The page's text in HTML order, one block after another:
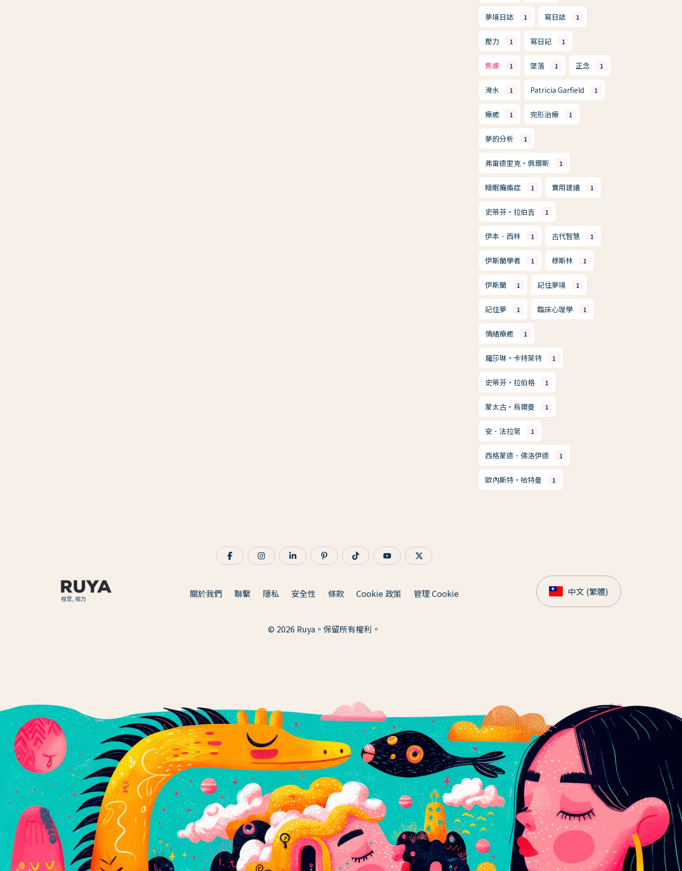
夢境日誌 1 寫日誌 1
壓力 1 寫日記 1
焦慮 1 墜落 1 正念 1
淹水 1 Patricia Garfield 1
療癒 1 完形治療 1
夢的分析 1
弗雷德里克・佩爾斯 1
睡眠癱瘓症 1 實用建議 1
史蒂芬・拉伯吉 1
伊本．西林 1 古代智慧 1
伊斯蘭學者 1 穆斯林 1
伊斯蘭 1 記住夢境 1
記住夢 1 臨床心理學 1
情緒療癒 1
羅莎琳·卡特萊特 1
史蒂芬·拉伯格 1
蒙太古・烏爾曼 1
安．法拉第 1
西格蒙德．佛洛伊德 1
歐內斯特・哈特曼 1
视觉, 视力 關於我們 聯繫 隱私 安全性 條款 Cookie 政策 管理 Cookie
© 2026 Ruya。保留所有權利。
中文 (繁體)